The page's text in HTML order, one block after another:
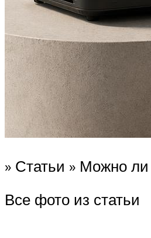
» Статьи » Можно
Все фото из статьи